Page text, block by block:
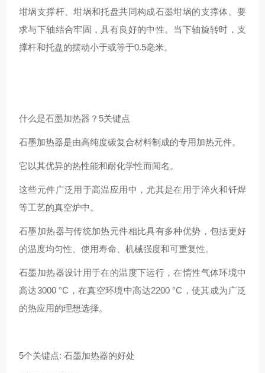
坩埚支撑杆、坩埚和托盘共同构成石墨坩埚的支撑体。要
求与下轴结合牢固，具有良好的中性。当下轴旋转时，支
撑杆和托盘的摆动小于或等于0.5毫米。
什么是石墨加热器？5关键点
石墨加热器是由高纯度碳复合材料制成的专用加热元件。
它以其优异的热性能和耐化学性而闻名。
这些元件广泛用于高温应用中，尤其是在用于淬火和钎焊
等工艺的真空炉中。
石墨加热器与传统加热元件相比具有多种优势，包括更好
的温度均匀性、使用寿命、机械强度和可重复性。
石墨加热器设计用于在的温度下运行，在惰性气体环境中
高达3000 °C，在真空环境中高达2200 °C，使其成为广泛
的热应用的理想选择。
5个关键点: 石墨加热器的好处